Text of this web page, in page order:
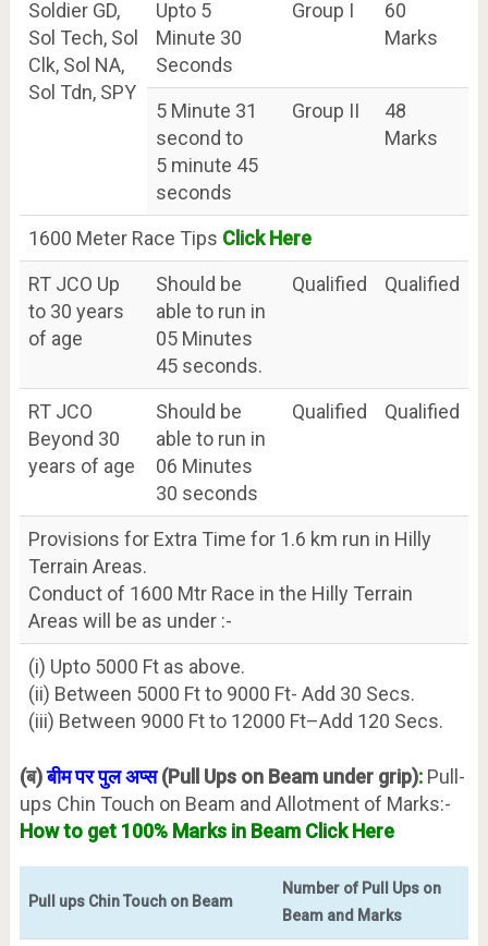
Soldier GD,
Sol Tech, Sol
Clk, Sol NA,
Sol Tdn, SPY
Upto 5
Minute 30
Seconds
Group I
60
Marks
5 Minute 31
second to
5 minute 45
seconds
Group II
48
Marks
1600 Meter Race Tips Click Here
RT JCO Up
to 30 years
of age
Should be
able to run in
05 Minutes
45 seconds.
Qualified Qualified
RT JCO
Beyond 30
years of age
Should be
able to run in
06 Minutes
30 seconds
Qualified Qualified
Provisions for Extra Time for 1.6 km run in Hilly
Terrain Areas.
Conduct of 1600 Mtr Race in the Hilly Terrain
Areas will be as under :-
(i) Upto 5000 Ft as above.
(ii) Between 5000 Ft to 9000 Ft- Add 30 Secs.
(iii) Between 9000 Ft to 12000 Ft–Add 120 Secs.
(ब)बीम पर पुल अप्स(Pull Ups on Beam under grip): Pull-
ups Chin Touch on Beam and Allotment of Marks:-
How to get 100% Marks in Beam Click Here
Pull ups Chin Touch on Beam
Number of Pull Ups on
Beam and Marks